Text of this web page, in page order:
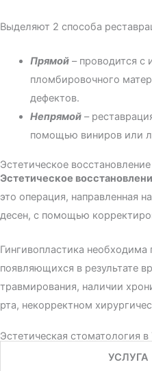
Выделяют 2 способа
Прямой– проводится с
пломбировочного
дефектов.
Непрямой–
помощью виниров или
Эстетическое
Эстетическое
это операция, направленная
десен, с помощью
Гингивопластика
появляющихся в результате
травмирования, наличии
рта, некорректном
Эстетическая стоматология
УСЛУГА